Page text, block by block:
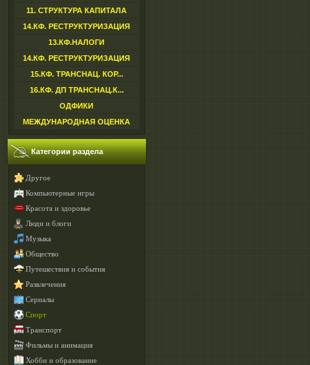
11. СТРУКТУРА КАПИТАЛА
14.КФ. РЕСТРУКТУРИЗАЦИЯ
13.КФ.НАЛОГИ
14.КФ. РЕСТРУКТУРИЗАЦИЯ
15.КФ. ТРАНСНАЦ. КОР...
16.КФ. ДП ТРАНСНАЦ.К...
ОДФИКИ
МЕЖДУНАРОДНАЯ ОЦЕНКА
Категории раздела
Другое
Компьютерные игры
Красота и здоровье
Люди и блоги
Музыка
Общество
Путешествия и события
Развлечения
Сериалы
Спорт
Транспорт
Фильмы и анимация
Хобби и образование